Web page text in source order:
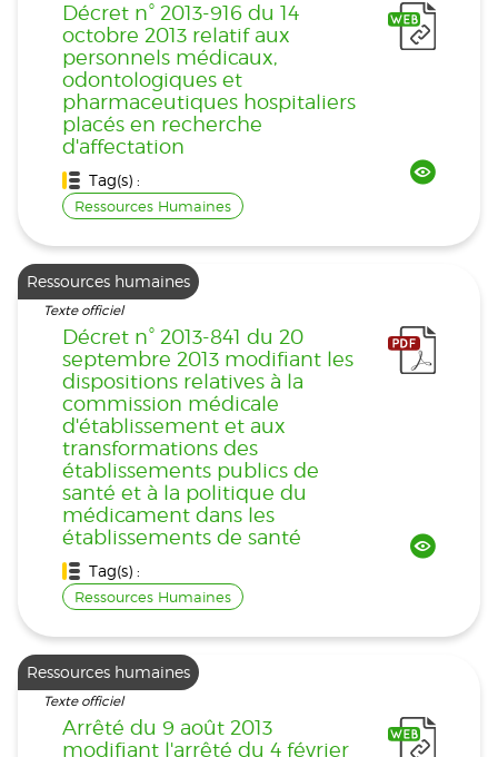
Décret n° 2013-916 du 14
octobre 2013 relatif aux
personnels médicaux,
odontologiques et
pharmaceutiques hospitaliers
placés en recherche
d'affectation
Tag(s) :
Ressources Humaines
Ressources humaines
Texte officiel
Décret n° 2013-841 du 20
septembre 2013 modifiant les
dispositions relatives à la
commission médicale
d'établissement et aux
transformations des
établissements publics de
santé et à la politique du
médicament dans les
établissements de santé
Tag(s) :
Ressources Humaines
Ressources humaines
Texte officiel
Arrêté du 9 août 2013
modifiant l'arrêté du 4 février